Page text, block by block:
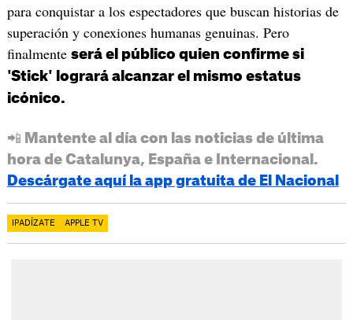
para conquistar a los espectadores que buscan historias de
superación y conexiones humanas genuinas. Pero
finalmente será el público quien confirme si
'Stick' logrará alcanzar el mismo estatus
icónico.
📲 Mantente al día con las noticias de última
hora de Catalunya, España e Internacional.
Descárgate aquí la app gratuita de El Nacional
IPADÍZATE APPLE TV